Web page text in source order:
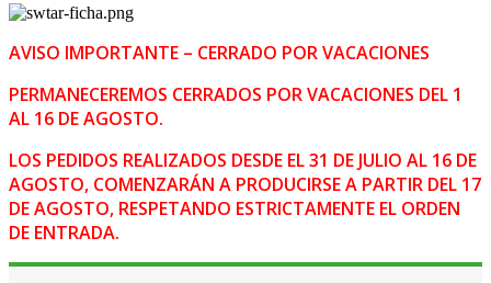
AVISO IMPORTANTE – CERRADO POR VACACIONES
PERMANECEREMOS CERRADOS POR VACACIONES DEL 1
AL 16 DE AGOSTO.
LOS PEDIDOS REALIZADOS DESDE EL 31 DE JULIO AL 16 DE
AGOSTO, COMENZARÁN A PRODUCIRSE A PARTIR DEL 17
DE AGOSTO, RESPETANDO ESTRICTAMENTE EL ORDEN
DE ENTRADA.